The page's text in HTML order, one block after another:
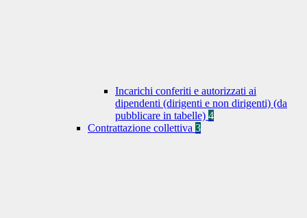
Incarichi conferiti e autorizzati ai
dipendenti (dirigenti e non dirigenti) (da
pubblicare in tabelle) 4
Contrattazione collettiva 3